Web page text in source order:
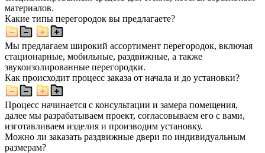
материалов.
Какие типы перегородок вы предлагаете?
Мы предлагаем широкий ассортимент перегородок, включая
стационарные, мобильные, раздвижные, а также
звукоизолированные перегородки.
Как происходит процесс заказа от начала и до установки?
Процесс начинается с консультации и замера помещения,
далее мы разрабатываем проект, согласовываем его с вами,
изготавливаем изделия и производим установку.
Можно ли заказать раздвижные двери по индивидуальным
размерам?